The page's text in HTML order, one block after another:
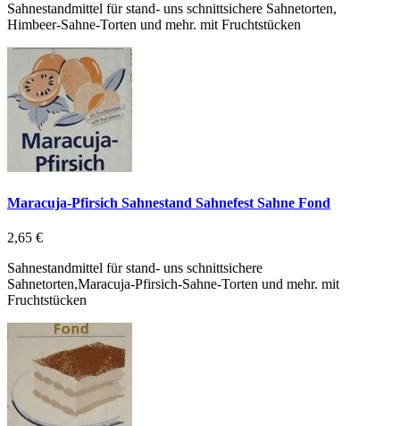
Sahnestandmittel für stand- uns schnittsichere Sahnetorten,
Himbeer-Sahne-Torten und mehr. mit Fruchtstücken
Maracuja-Pfirsich Sahnestand Sahnefest Sahne Fond
2,65 €
Sahnestandmittel für stand- uns schnittsichere
Sahnetorten,Maracuja-Pfirsich-Sahne-Torten und mehr. mit
Fruchtstücken